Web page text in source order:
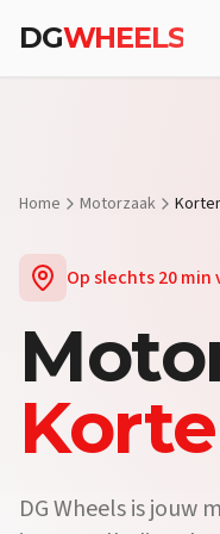
Vraag:Waar koop ik een
DGWHEELS
Home Motorzaak
Op slechts20 min
DG Wheels is